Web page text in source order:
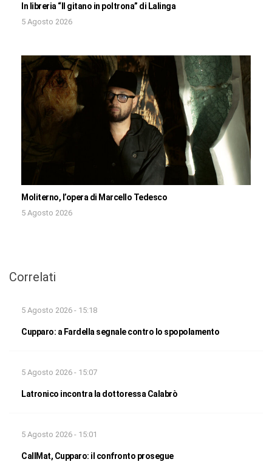
In libreria “Il gitano in poltrona” di Lalinga
5 Agosto 2026
Moliterno, l’opera di Marcello Tedesco
5 Agosto 2026
Correlati
5 Agosto 2026 - 15:18
Cupparo: a Fardella segnale contro lo spopolamento
5 Agosto 2026 - 15:07
Latronico incontra la dottoressa Calabrò
5 Agosto 2026 - 15:01
CallMat, Cupparo: il confronto prosegue